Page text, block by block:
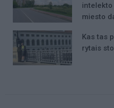
miesto
Kas tas
rytais